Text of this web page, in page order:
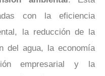
con la eficiencia
la reducción de la
del agua, la economía
empresarial y la